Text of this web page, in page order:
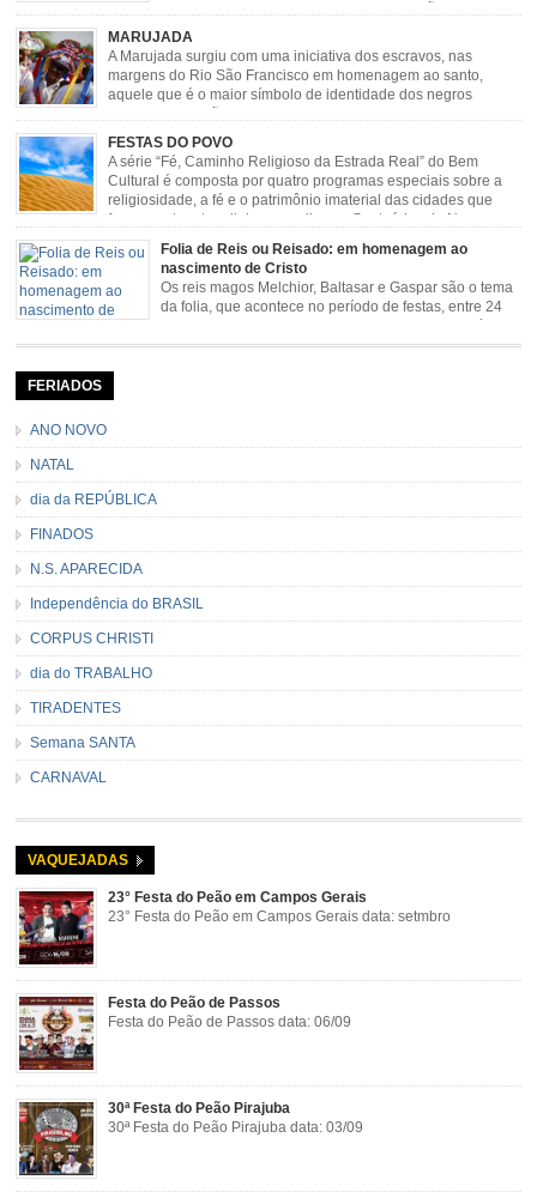
de boi, carreteada, carreiros, candeeiros, boiadas, carapinas, artesãos,
exposição agropecuária, ou seja é um ponto forte […]
MARUJADA
A Marujada surgiu com uma iniciativa dos escravos, nas
margens do Rio São Francisco em homenagem ao santo,
aquele que é o maior símbolo de identidade dos negros
sendo milagroso e grande protetor de suas causas. o ponto alto da festa de
São Benedito é a Marujada. […]
FESTAS DO POVO
A série “Fé, Caminho Religioso da Estrada Real” do Bem
Cultural é composta por quatro programas especiais sobre a
religiosidade, a fé e o patrimônio imaterial das cidades que
fazem parte rota religiosa que liga os Santuários de Nossa
Senhora da Piedade (MG) e Nossa Senhora da Conceição Aparecida (SP)
pela Estrada Real. Quarto episódio […]
Folia de Reis ou Reisado: em homenagem ao
nascimento de Cristo
Os reis magos Melchior, Baltasar e Gaspar são o tema
da folia, que acontece no período de festas, entre 24
de dezembro e 06 de janeiro. Durante a festa, o líder e
seu contramestre lideram a música e o canto do grupo, passando pela
FERIADOS
ANO NOVO
NATAL
dia da REPÚBLICA
FINADOS
N.S. APARECIDA
Independência do BRASIL
CORPUS CHRISTI
dia do TRABALHO
TIRADENTES
Semana SANTA
CARNAVAL
VAQUEJADAS
23° Festa do Peão em Campos Gerais
23° Festa do Peão em Campos Gerais data: setmbro
Festa do Peão de Passos
Festa do Peão de Passos data: 06/09
30ª Festa do Peão Pirajuba
30ª Festa do Peão Pirajuba data: 03/09